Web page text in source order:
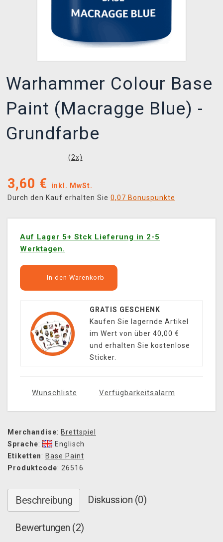
Warhammer Colour Base
Paint (Macragge Blue) -
Grundfarbe
(2x)
3,60 €
inkl. MwSt.
Durch den Kauf erhalten Sie 0,07 Bonuspunkte
Auf Lager 5+ Stck Lieferung in 2-5
Werktagen.
In den Warenkorb
GRATIS GESCHENK
Kaufen Sie lagernde Artikel
im Wert von über 40,00 €
und erhalten Sie kostenlose
Sticker.
Wunschliste Verfügbarkeitsalarm
Merchandise: Brettspiel
Sprache:
Englisch
Etiketten: Base Paint
Produktcode: 26516
Beschreibung Diskussion (0)
Bewertungen (2)